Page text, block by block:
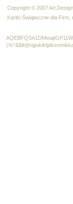
Copyright © 2007
Kartki Świąteczne dla